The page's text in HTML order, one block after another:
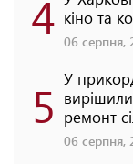
4 кіно та
06 серпня,
5 У
ремонт
06 серпня,